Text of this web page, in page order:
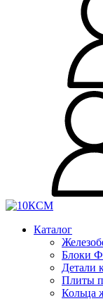
Каталог
Блоки
Детали
Плиты
Кольца